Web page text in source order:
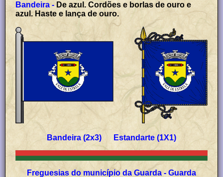
Bandeira - De azul. Cordões e borlas de ouro e
azul. Haste e lança de ouro.
Bandeira (2x3) Estandarte (1X1)
Freguesias do município da Guarda - Guarda